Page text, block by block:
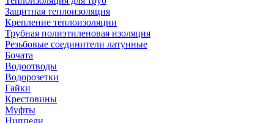
Защитная теплоизоляция
Крепление теплоизоляции
Трубная полиэтиленовая изоляция
Резьбовые соединители латунные
Бочата
Водоотводы
Водорозетки
Гайки
Крестовины
Муфты
Ниппели